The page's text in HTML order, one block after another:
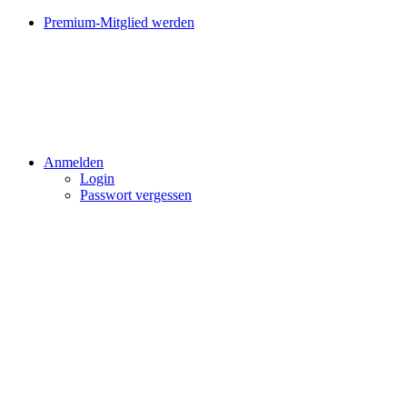
Premium-Mitglied werden
Anmelden
Login
Passwort vergessen